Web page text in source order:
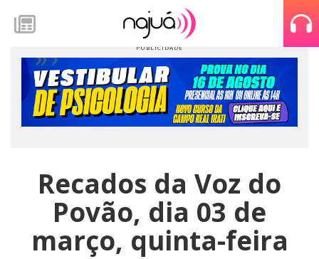
Recados da Voz do
Povão, dia 03 de
março, quinta-feira